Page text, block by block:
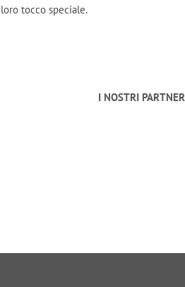
tocco speciale.
I NOSTRI PARTNER